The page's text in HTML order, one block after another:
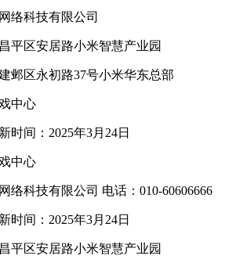
络科技有限公司
平区安居路小米智慧产业园
邺区永初路37号小米华东总部
中心
时间：2025年3月24日
中心
络科技有限公司 电话：010-60606666
时间：2025年3月24日
平区安居路小米智慧产业园